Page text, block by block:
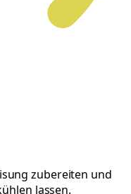
zubereiten und
lassen.